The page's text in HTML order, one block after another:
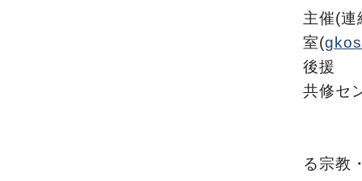
主催(連
室(
後援
共修セ
る宗教